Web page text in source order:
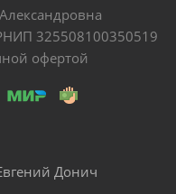
325508100350519
офертой
Донич